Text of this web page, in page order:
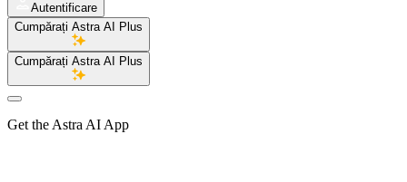
Autentificare
Cumpărați Astra AI Plus
Cumpărați Astra AI Plus
Get the Astra AI App